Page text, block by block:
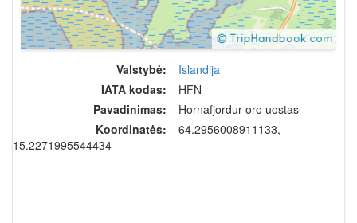
Valstybė:
Islandija
IATA kodas:
HFN
Pavadinimas:
Hornafjordur oro uostas
Koordinatės:
64.2956008911133,
-15.2271995544434